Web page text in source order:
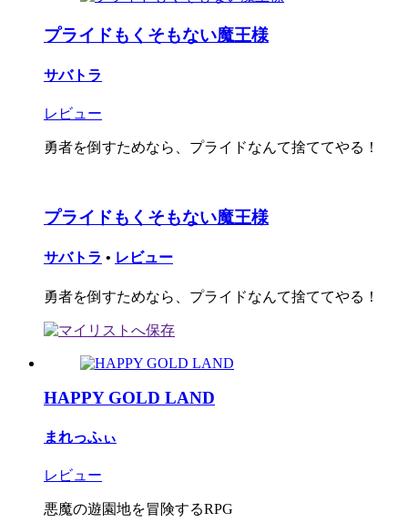
プライドもくそもない魔王様
サバトラ
レビュー
勇者を倒すためなら、プライドなんて捨ててやる！
プライドもくそもない魔王様
サバトラ • レビュー
勇者を倒すためなら、プライドなんて捨ててやる！
HAPPY GOLD LAND
まれっふぃ
レビュー
悪魔の遊園地を冒険するRPG